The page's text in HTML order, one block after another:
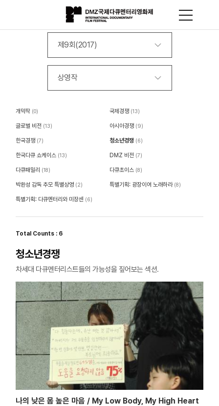
제9회(2017)
상영작
개막작 (0) 국제경쟁 (13)
글로벌 비전 (13) 아시아경쟁 (9)
한국경쟁 (7) 청소년경쟁 (6)
한국다큐 쇼케이스 (13) DMZ 비전 (7)
다큐패밀리 (18) 다큐초이스 (8)
박환성 감독 추모 특별상영 (2) 특별기획: 광장이여 노래하라(8)
특별기획: 다큐멘터리와 미장센 (6)
Total Counts : 6
청소년경쟁
차세대 다큐멘터리스트들의 가능성을 짚어보는 섹션.
나의 낮은 몸 높은 마음 / My Low Body, My High Heart